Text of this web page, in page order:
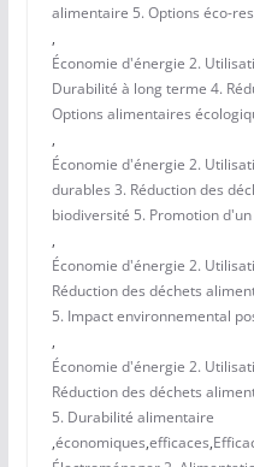
alimentaire 5. Options éco-
,
Économie d'énergie 2.
Durabilité à long terme 4.
Options alimentaires
,
Économie d'énergie 2.
durables 3. Réduction des
biodiversité 5. Promotion
,
Économie d'énergie 2.
Réduction des déchets
5. Impact environnemental
,
Économie d'énergie 2.
Réduction des déchets
5. Durabilité alimentaire
,économiques,efficaces,